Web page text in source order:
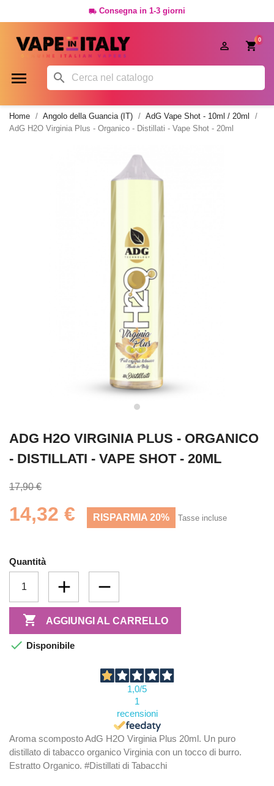
 Consegna in 1-3 giorni
0

 
Home Angolo della Guancia (IT)
AdG Vape Shot - 10ml / 20ml
AdG H2O Virginia Plus - Organico - Distillati - Vape Shot - 20ml
ADG H2O VIRGINIA PLUS - ORGANICO
- DISTILLATI - VAPE SHOT - 20ML
17,90 €
14,32 € RISPARMIA 20% Tasse incluse
Quantità
 AGGIUNGI AL CARRELLO
 Disponibile
1,0/5
1
recensioni
Aroma scomposto AdG H2O Virginia Plus 20ml. Un puro
distillato di tabacco organico Virginia con un tocco di burro.
Estratto Organico. #Distillati di Tabacchi